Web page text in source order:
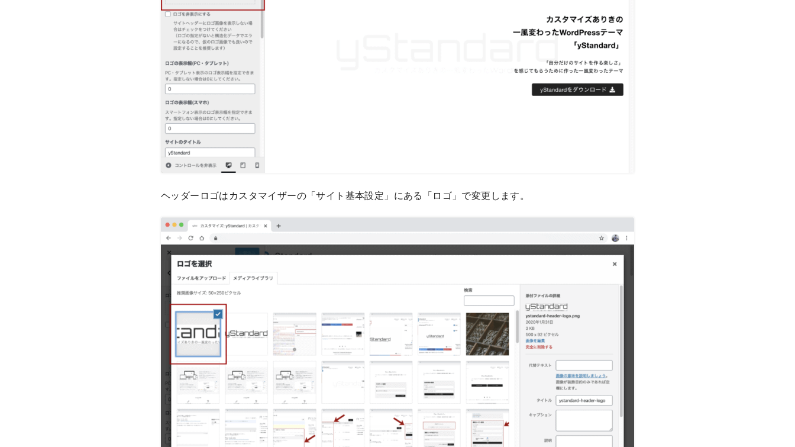
ヘッダーロゴはカスタマイザーの「サイト基本設定」にある「ロゴ」で変更します。